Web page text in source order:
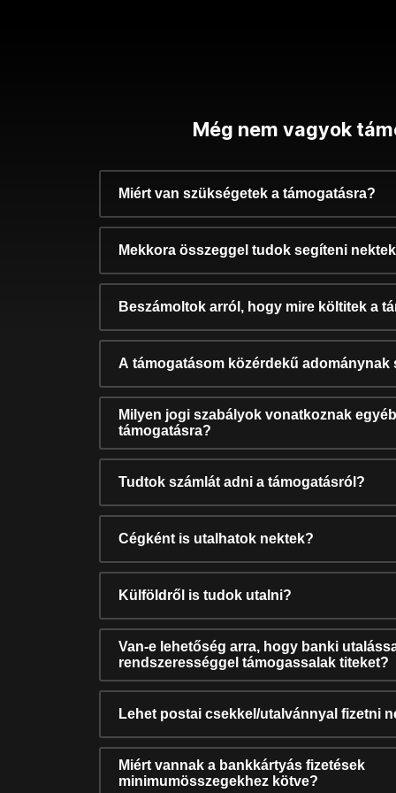
Még nem vagyok
Miért van szükségetek a támogatásra?
Mekkora összeggel tudok segíteni
Beszámoltok arról, hogy mire költitek a
A támogatásom közérdekű adománynak
Milyen jogi szabályok vonatkoznak
támogatásra?
Tudtok számlát adni a támogatásról?
Cégként is utalhatok nektek?
Külföldről is tudok utalni?
Van-e lehetőség arra, hogy banki
rendszerességgel támogassalak titeket?
Lehet postai csekkel/utalvánnyal fizetni
Miért vannak a bankkártyás fizetések
minimumösszegekhez kötve?